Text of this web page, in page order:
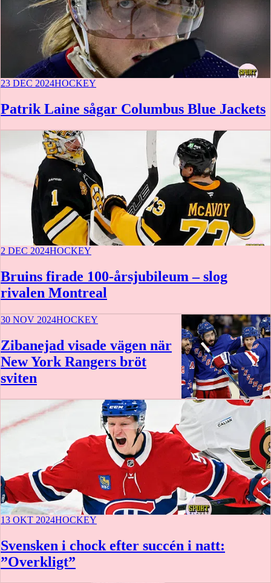
23 DEC 2024HOCKEY
Patrik Laine sågar Columbus Blue Jackets
2 DEC 2024HOCKEY
Bruins firade 100-årsjubileum – slog
rivalen Montreal
30 NOV 2024HOCKEY
Zibanejad visade vägen när
New York Rangers bröt
sviten
13 OKT 2024HOCKEY
Svensken i chock efter succén i natt:
”Overkligt”